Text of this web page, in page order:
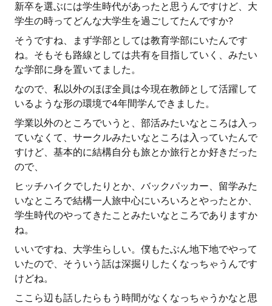
新卒を選ぶには学生時代があったと思うんですけど、大
学生の時ってどんな大学生を過ごしてたんですか?
そうですね、まず学部としては教育学部にいたんです
ね。そもそも路線としては共有を目指していく、みたい
な学部に身を置いてました。
なので、私以外のほぼ全員は今現在教師として活躍して
いるような形の環境で4年間学んできました。
学業以外のところでいうと、部活みたいなところは入っ
ていなくて、サークルみたいなところは入っていたんで
すけど、基本的に結構自分も旅とか旅行とか好きだった
ので、
ヒッチハイクでしたりとか、バックパッカー、留学みた
いなところで結構一人旅中心にいろいろとやったとか、
学生時代のやってきたことみたいなところでありますか
ね。
いいですね、大学生らしい。僕もたぶん地下地でやって
いたので、そういう話は深掘りしたくなっちゃうんです
けどね。
ここら辺も話したらもう時間がなくなっちゃうかなと思